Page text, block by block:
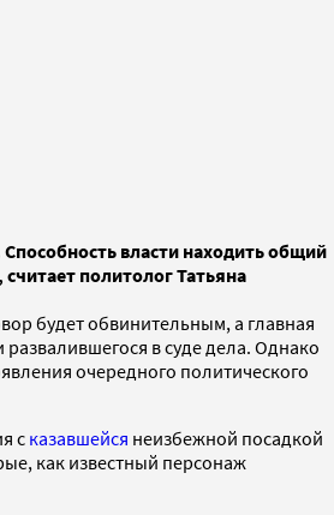
власти находить общий
политолог Татьяна
будет обвинительным, а главная
в суде дела. Однако
очередного политического
с казавшейся неизбежной посадкой
как известный персонаж